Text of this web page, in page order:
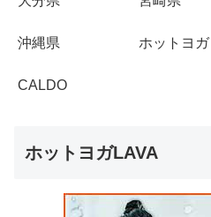
沖縄県 ホットヨガ
CALDO
ホットヨガLAVA